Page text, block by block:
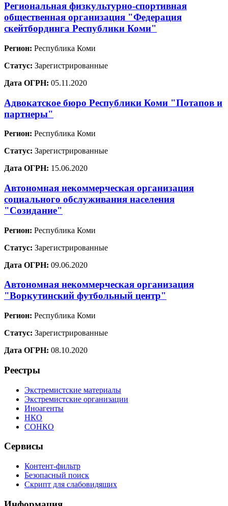
Региональная физкультурно-спортивная
общественная организация "Федерация
скейтбординга Республики Коми"
Регион: Республика Коми
Статус: Зарегистрированные
Дата ОГРН: 05.11.2020
Адвокатское бюро Республики Коми "Потапов и
партнеры"
Регион: Республика Коми
Статус: Зарегистрированные
Дата ОГРН: 15.06.2020
Автономная некоммерческая организация
социального обслуживания населения
"Созидание"
Регион: Республика Коми
Статус: Зарегистрированные
Дата ОГРН: 09.06.2020
Автономная некоммерческая организация
"Воркутинский футбольный центр"
Регион: Республика Коми
Статус: Зарегистрированные
Дата ОГРН: 08.10.2020
Реестры
Экстремистские материалы
Экстремистские организации
Иноагенты
НКО
СОНКО
Сервисы
Контент-фильтр
Безопасный поиск
Скрипт для слабовидящих